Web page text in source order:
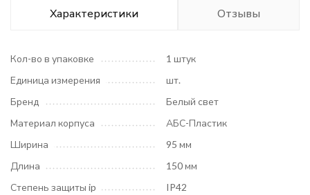
Характеристики Отзывы
Кол-во в упаковке
1 штук
Единица измерения
шт.
Бренд
Белый свет
Материал корпуса
АБС-Пластик
Ширина
95 мм
Длина
150 мм
Степень защиты ip
IP42